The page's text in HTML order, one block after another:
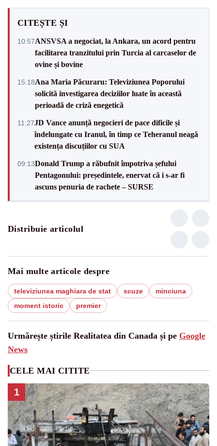
CITEȘTE ȘI
10:57ANSVSA a negociat, la Ankara, un acord pentru
facilitarea tranzitului prin Turcia al carcaselor de
ovine și bovine
15:18Ana Maria Păcuraru: Televiziunea Poporului
solicită investigarea deciziilor luate în această
perioadă de criză enegetică
11:27JD Vance anunță negocieri de pace dificile și
îndelungate cu Iranul, în timp ce Teheranul neagă
existența discuțiilor cu SUA
09:13Donald Trump a răbufnit împotriva șefului
Pentagonului: președintele, enervat că i s-ar fi
ascuns penuria de rachete – SURSE
Distribuie articolul
Mai multe articole despre
televiziunea maghiara de stat scuze
minciuna
moment istoric
premier
Urmărește știrile Realitatea din Canada și pe Google
News
CELE MAI CITITE
1